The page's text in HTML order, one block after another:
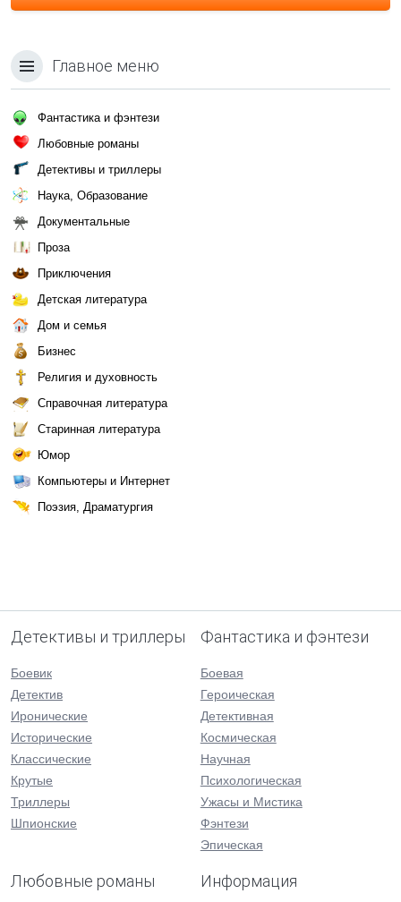
Главное меню
Фантастика и фэнтези
Любовные романы
Детективы и триллеры
Наука, Образование
Документальные
Проза
Приключения
Детская литература
Дом и семья
Бизнес
Религия и духовность
Справочная литература
Старинная литература
Юмор
Компьютеры и Интернет
Поэзия, Драматургия
Детективы и триллеры
Боевик
Детектив
Иронические
Исторические
Классические
Крутые
Триллеры
Шпионские
Фантастика и фэнтези
Боевая
Героическая
Детективная
Космическая
Научная
Психологическая
Ужасы и Мистика
Фэнтези
Эпическая
Любовные романы Информация